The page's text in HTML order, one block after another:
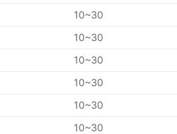
10~30
10~30
10~30
10~30
10~30
10~30